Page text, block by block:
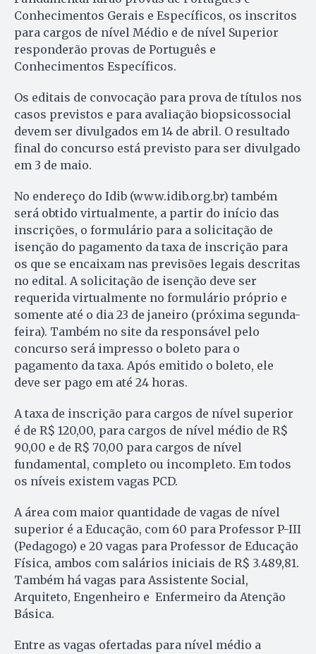
Conhecimentos Gerais e Específicos, os inscritos
para cargos de nível Médio e de nível Superior
responderão provas de Português e
Conhecimentos Específicos.
Os editais de convocação para prova de títulos nos
casos previstos e para avaliação biopsicossocial
devem ser divulgados em 14 de abril. O resultado
final do concurso está previsto para ser divulgado
em 3 de maio.
No endereço do Idib (www.idib.org.br) também
será obtido virtualmente, a partir do início das
inscrições, o formulário para a solicitação de
isenção do pagamento da taxa de inscrição para
os que se encaixam nas previsões legais descritas
no edital. A solicitação de isenção deve ser
requerida virtualmente no formulário próprio e
somente até o dia 23 de janeiro (próxima segunda-
feira). Também no site da responsável pelo
concurso será impresso o boleto para o
pagamento da taxa. Após emitido o boleto, ele
deve ser pago em até 24 horas.
A taxa de inscrição para cargos de nível superior
é de R$ 120,00, para cargos de nível médio de R$
90,00 e de R$ 70,00 para cargos de nível
fundamental, completo ou incompleto. Em todos
os níveis existem vagas PCD.
A área com maior quantidade de vagas de nível
superior é a Educação, com 60 para Professor P-III
(Pedagogo) e 20 vagas para Professor de Educação
Física, ambos com salários iniciais de R$ 3.489,81.
Também há vagas para Assistente Social,
Arquiteto, Engenheiro e Enfermeiro da Atenção
Básica.
Entre as vagas ofertadas para nível médio a